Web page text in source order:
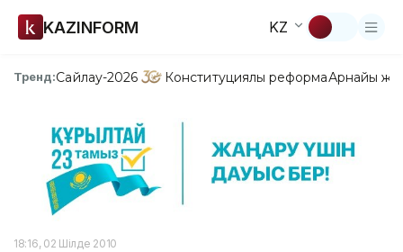
KAZINFORM KZ
Тренд:Сайлау-2026 Конституциялық реформаАрнайы
18:16, 02 Шілде 2010